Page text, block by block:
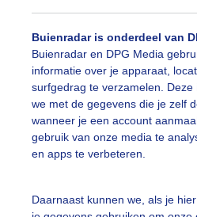
Buienradar is onderdeel van
Buienradar en DPG Media
informatie over je apparaat,
surfgedrag te verzamelen.
we met de gegevens die je zelf
wanneer je een account
gebruik van onze media te
en apps te verbeteren.
Daarnaast kunnen we, als je
overvol strand waar de